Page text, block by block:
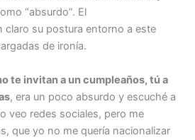
“absurdo”. El
claro su postura entorno a este
de ironía.
te invitan a un cumpleaños, tú a
, era un poco absurdo y escuché a
veo redes sociales, pero me
que yo no me quería nacionalizar